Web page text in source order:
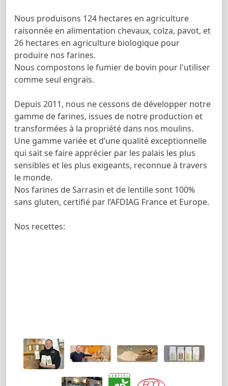
Nous produisons 124 hectares en agriculture
raisonnée en alimentation chevaux, colza, pavot, et
26 hectares en agriculture biologique pour
produire nos farines.
Nous compostons le fumier de bovin pour l'utiliser
comme seul engrais.
Depuis 2011, nous ne cessons de développer notre
gamme de farines, issues de notre production et
transformées à la propriété dans nos moulins.
Une gamme variée et d’une qualité exceptionnelle
qui sait se faire apprécier par les palais les plus
sensibles et les plus exigeants, reconnue à travers
le monde.
Nos farines de Sarrasin et de lentille sont 100%
sans gluten, certifié par l’AFDIAG France et Europe.
Nos recettes: